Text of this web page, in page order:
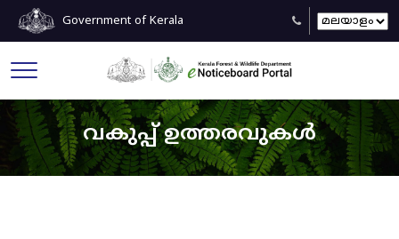
Government of Kerala
വകുപ്പ് ഉത്തരവുകൾ